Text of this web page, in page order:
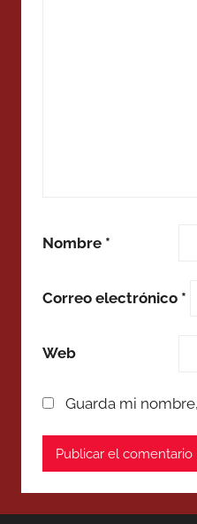
Nombre *
Correo electrónico *
Web
Guarda mi